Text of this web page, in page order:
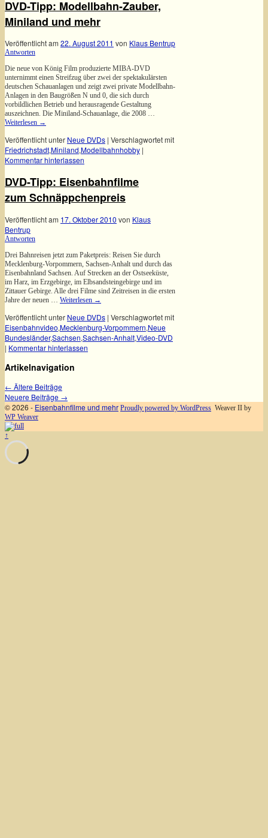
DVD-Tipp: Modellbahn-Zauber,
Miniland und mehr
Veröffentlicht am 22. August 2011 von Klaus Bentrup
Antworten
Die neue von König Film produzierte MIBA-DVD
unternimmt einen Streifzug über zwei der spektakulärsten
deutschen Schauanlagen und zeigt zwei private Modellbahn-
Anlagen in den Baugrößen N und 0, die sich durch
vorbildlichen Betrieb und herausragende Gestaltung
auszeichnen. Die Miniland-Schauanlage, die 2008 …
Weiterlesen →
Veröffentlicht unter Neue DVDs | Verschlagwortet mit
Friedrichstadt,Miniland,Modellbahnhobby |
Kommentar hinterlassen
DVD-Tipp: Eisenbahnfilme
zum Schnäppchenpreis
Veröffentlicht am 17. Oktober 2010 von Klaus
Bentrup
Antworten
Drei Bahnreisen jetzt zum Paketpreis: Reisen Sie durch
Mecklenburg-Vorpommern, Sachsen-Anhalt und durch das
Eisenbahnland Sachsen. Auf Strecken an der Ostseeküste,
im Harz, im Erzgebirge, im Elbsandsteingebirge und im
Zittauer Gebirge. Alle drei Filme sind Zeitreisen in die ersten
Jahre der neuen … Weiterlesen →
Veröffentlicht unter Neue DVDs | Verschlagwortet mit
Eisenbahnvideo,Mecklenburg-Vorpommern,Neue
Bundesländer,Sachsen,Sachsen-Anhalt,Video-DVD
| Kommentar hinterlassen
Artikelnavigation
← Ältere Beiträge
Neuere Beiträge →
© 2026 - Eisenbahnfilme und mehr Proudly powered by WordPress Weaver II by
WP Weaver
↑